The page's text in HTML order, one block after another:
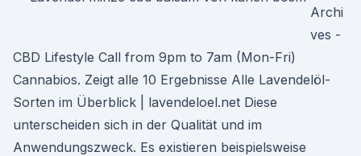
Archi
ves -
CBD Lifestyle Call from 9pm to 7am (Mon-Fri)
Cannabios. Zeigt alle 10 Ergebnisse Alle Lavendelöl-
Sorten im Überblick | lavendeloel.net Diese
unterscheiden sich in der Qualität und im
Anwendungszweck. Es existieren beispielsweise